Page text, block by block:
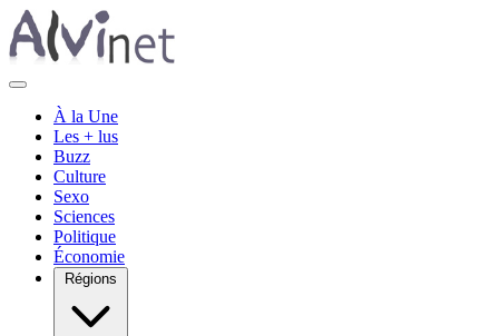
À la Une
Les + lus
Buzz
Culture
Sexo
Sciences
Politique
Économie
Régions